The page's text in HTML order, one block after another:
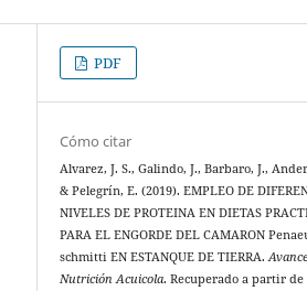
PDF
Cómo citar
Alvarez, J. S., Galindo, J., Barbaro, J.,
& Pelegrín, E. (2019). EMPLEO DE
NIVELES DE PROTEINA EN DIETAS
PARA EL ENGORDE DEL CAMARON
schmitti EN ESTANQUE DE TIERRA.
Nutrición Acuicola. Recuperado a partir de